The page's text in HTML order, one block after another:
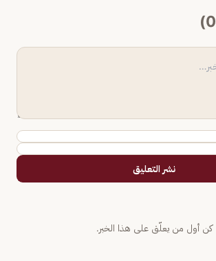
0
)
نشر التعليق
كن أول من يعلّق على هذا الخبر.